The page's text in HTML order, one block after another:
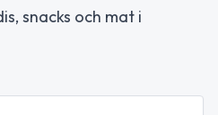
snacks och mat i